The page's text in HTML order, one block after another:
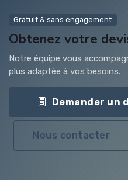
Gratuit & sans engagement
Obtenez votre
Notre équipe vous
plus adaptée à vos besoins.
Demander un
Nous contacter